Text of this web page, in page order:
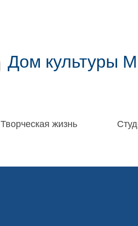
Дом культуры
Творческая жизнь